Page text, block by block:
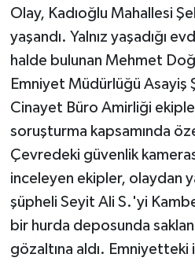
Olay, Kadıoğlu Mahallesi
yaşandı. Yalnız yaşadığı
halde bulunan Mehmet
Emniyet Müdürlüğü Asayiş
Cinayet Büro Amirliği
soruşturma kapsamında
Çevredeki güvenlik
inceleyen ekipler, olaydan
şüpheli Seyit Ali S.'yi
bir hurda deposunda
gözaltına aldı.